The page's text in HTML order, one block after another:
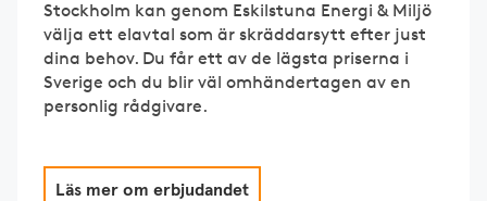
Stockholm kan genom Eskilstuna Energi & Miljö
välja ett elavtal som är skräddarsytt efter just
dina behov. Du får ett av de lägsta priserna i
Sverige och du blir väl omhändertagen av en
personlig rådgivare.
Läs mer om erbjudandet